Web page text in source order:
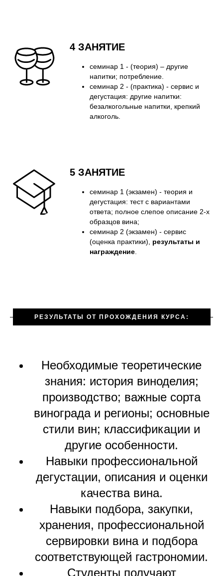
4 ЗАНЯТИЕ
семинар 1 - (теория) – другие
напитки; потребление.
семинар 2 - (практика) - сервис и
дегустация: другие напитки:
безалкогольные напитки, крепкий
алкоголь.
5 ЗАНЯТИЕ
семинар 1 (экзамен) - теория и
дегустация: тест с вариантами
ответа; полное слепое описание 2-х
образцов вина;
семинар 2 (экзамен) - сервис
(оценка практики), результаты и
награждение
РЕЗУЛЬТАТЫ ОТ ПРОХОЖДЕНИЯ КУРСА:
Необходимые теоретические
знания: история виноделия;
производство; важные сорта
винограда и регионы; основные
стили вин; классификации и
другие особенности.
Навыки профессиональной
дегустации, описания и оценки
качества вина.
Навыки подбора, закупки,
хранения, профессиональной
сервировки вина и подбора
соответствующей гастрономии.
Студенты получают